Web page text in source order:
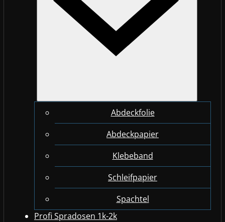
Abdeckfolie
Abdeckpapier
Klebeband
Schleifpapier
Spachtel
Profi Spradosen 1k-2k